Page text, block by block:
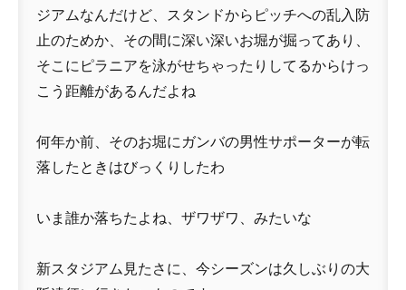
ジアムなんだけど、スタンドからピッチへの乱入防
止のためか、その間に深い深いお堀が掘ってあり、
そこにピラニアを泳がせちゃったりしてるからけっ
こう距離があるんだよね
何年か前、そのお堀にガンバの男性サポーターが転
落したときはびっくりしたわ
いま誰か落ちたよね、ザワザワ、みたいな
新スタジアム見たさに、今シーズンは久しぶりの大